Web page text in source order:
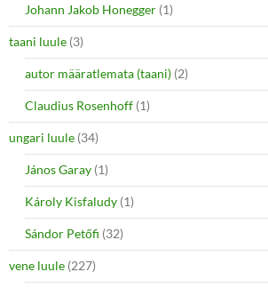
Johann Jakob Honegger (1)
taani luule (3)
autor määratlemata (taani) (2)
Claudius Rosenhoff (1)
ungari luule (34)
János Garay (1)
Károly Kisfaludy (1)
Sándor Petőfi (32)
vene luule (227)